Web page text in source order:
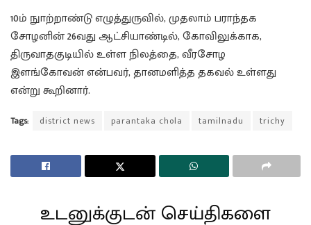
10ம் நுாற்றாண்டு எழுத்துருவில், முதலாம் பராந்தக
சோழனின் 26வது ஆட்சியாண்டில், கோவிலுக்காக,
திருவாதகுடியில் உள்ள நிலத்தை, வீரசோழ
இளங்கோவன் என்பவர், தானமளித்த தகவல் உள்ளது
என்று கூறினார்.
Tags: district news parantaka chola tamilnadu trichy
உடனுக்குடன் செய்திகளை